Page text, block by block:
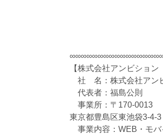
【株式会社アンビショ
社 名：株式会社アン
代表者：福島公則
事業所：〒170-0013
東京都豊島区東池袋3-4-
事業内容：WEB・モバ